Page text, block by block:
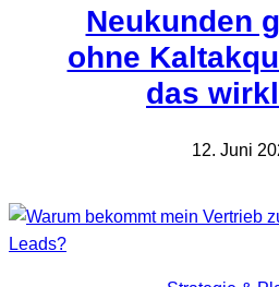
Neukunden
ohne
das
12. Juni